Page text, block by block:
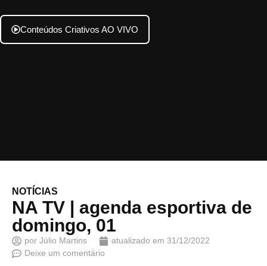
Conteúdos Criativos AO VIVO
NOTÍCIAS
NA TV | agenda esportiva de
domingo, 01
por Júlio Martins atualizado em 31/12/2022
Deixe um comentário